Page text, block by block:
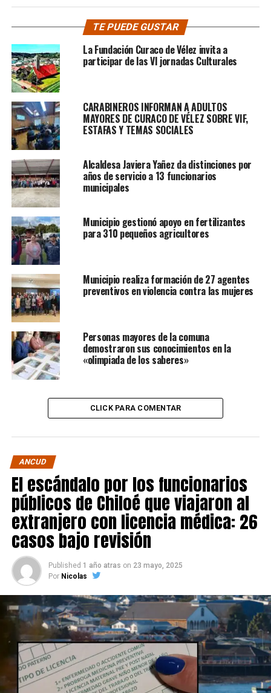
TE PUEDE GUSTAR
La Fundación Curaco de Vélez invita a
participar de las VI jornadas Culturales
CARABINEROS INFORMAN A ADULTOS
MAYORES DE CURACO DE VÉLEZ SOBRE VIF,
ESTAFAS Y TEMAS SOCIALES
Alcaldesa Javiera Yañez da distinciones por
años de servicio a 13 funcionarios
municipales
Municipio gestionó apoyo en fertilizantes
para 310 pequeños agricultores
Municipio realiza formación de 27 agentes
preventivos en violencia contra las mujeres
Personas mayores de la comuna
demostraron sus conocimientos en la
«olimpiada de los saberes»
CLICK PARA COMENTAR
ANCUD
El escándalo por los funcionarios
públicos de Chiloé que viajaron al
extranjero con licencia médica: 26
casos bajo revisión
Published 1 año atras on 23 mayo, 2025
Por Nicolas